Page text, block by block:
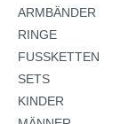
ARMBÄNDER
RINGE
FUSSKETTEN
SETS
KINDER